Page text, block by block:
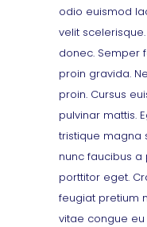
odio euismod
velit
donec. Semper
proin gravida.
proin. Cursus
pulvinar mattis.
tristique magna
nunc faucibus
porttitor eget.
feugiat pretium
vitae congue